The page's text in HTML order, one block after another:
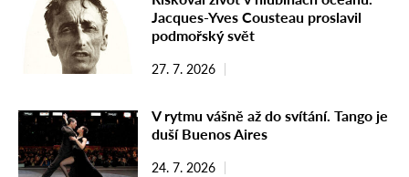
Jacques-Yves Cousteau proslavil
podmořský svět
27. 7. 2026
V rytmu vášně až do svítání. Tango je
duší Buenos Aires
24. 7. 2026